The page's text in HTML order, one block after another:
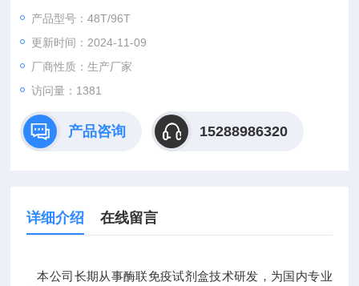
产地：山东青岛
规格：48T/96T
产品型号：48T/96T
更新时间：2024-11-09
厂商性质：生产厂家
访问量：1381
产品咨询 15288986320
详细介绍 在线留言
本公司长期从事酶联免疫试剂盒技术研发，为国内专业